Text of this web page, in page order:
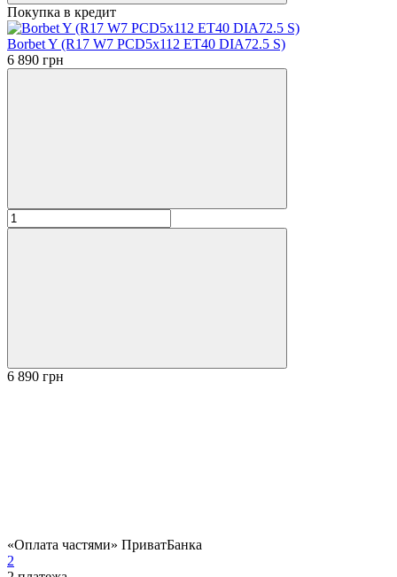
Покупка в кредит
Borbet Y (R17 W7 PCD5x112 ET40 DIA72.5 S)
6 890 грн
6 890 грн
«Оплата частями» ПриватБанка
2